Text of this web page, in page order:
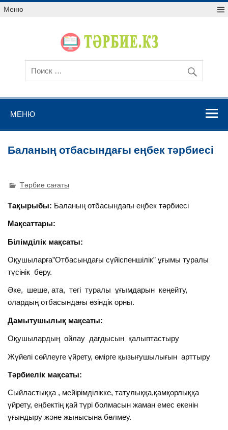
Меню
МЕНЮ
Баланың отбасындағы еңбек тәрбиесі
Тәрбие сағаты
Тақырыбы: Баланың отбасындағы еңбек тәрбиесі
Мақсаттары:
Білімділік мақсаты:
Оқушыларға”Отбасындағы сүйіспеншілік” ұғымы туралы
түсінік беру.
Әке, шеше, ата, тегі туралы ұғымдарын кеңейту,
олардың отбасындағы өзіндік орны.
Дамытушылық мақсаты:
Оқушылардың ойлау дағдысын қалыптастыру
Жүйелі сөйлеуге үйрету, өмірге қызығушылығын арттыру
Тәрбиелік мақсаты:
Сыйластыққа , мейірімділікке, татулыққа,қамқорлыққа
үйрету, еңбектің қай түрі болмасын жаман емес екенін
ұғындыру және жынысына бөлмеу.